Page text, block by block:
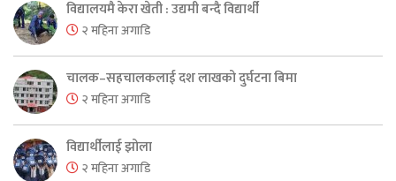
विद्यालयमै केरा खेती : उद्यमी बन्दै विद्यार्थी
२ महिना अगाडि
चालक–सहचालकलाई दश लाखको दुर्घटना बिमा
२ महिना अगाडि
विद्यार्थीलाई झोला
२ महिना अगाडि